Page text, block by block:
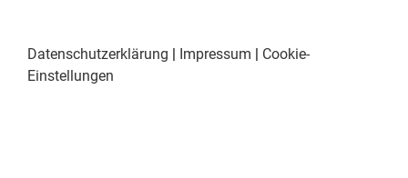
Datenschutzerklärung Impressum
Cookie-
Einstellungen